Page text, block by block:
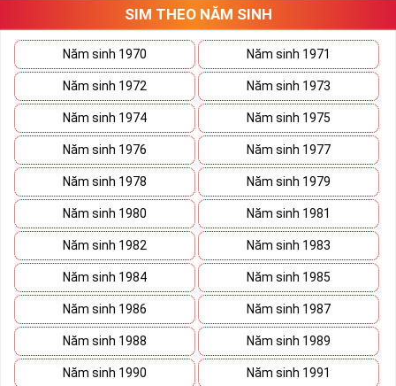
tứ 2 cùng xuất hiện trong một dãy số sim càng giúp cho ý nghĩa
sim tứ quýtăng lên gấp bội. Sở hữu sim Tứ Quý 2 giúp khích lệ tinh
thần người sở hữu là không sợ bất cứ điều gì mà hãy cứ làm thì
mọi điều tốt đẹp và may mắn ắt sẽ đến.
Lợi ích sim Tứ Quý 2 mang lại là gì?
SIM THEO NĂM SINH
Năm sinh 1970 Năm sinh 1971
Năm sinh 1972 Năm sinh 1973
Năm sinh 1974 Năm sinh 1975
Năm sinh 1976 Năm sinh 1977
Năm sinh 1978 Năm sinh 1979
Năm sinh 1980 Năm sinh 1981
Năm sinh 1982 Năm sinh 1983
Năm sinh 1984 Năm sinh 1985
Năm sinh 1986 Năm sinh 1987
Năm sinh 1988 Năm sinh 1989
Năm sinh 1990 Năm sinh 1991